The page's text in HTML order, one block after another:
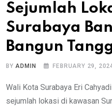
Sejumlah
Surabaya
Bangun
BY ADMIN FEBRUARY 29,
Wali Kota Surabaya Eri
sejumlah lokasi di kawasan